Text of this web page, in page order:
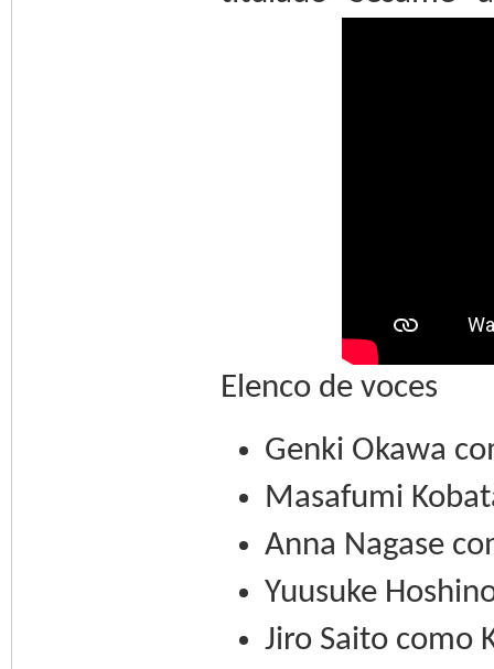
Elenco de voces
Genki Okawa
Masafumi
Anna Nagase
Yuusuke
Jiro Saito como